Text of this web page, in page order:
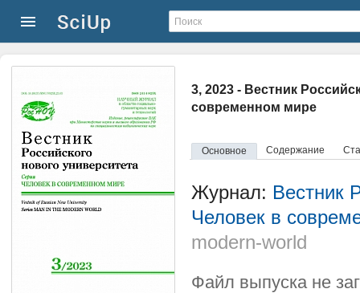
3, 2023 - Вестник
современном мире
Основное Содержание
Журнал: Вестник
Человек в
modern-world
Файл выпуска не